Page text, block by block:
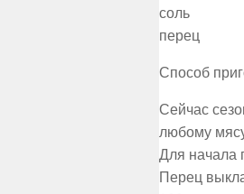
соль
перец
Способ
Сейчас
любому
Для начала
Перец